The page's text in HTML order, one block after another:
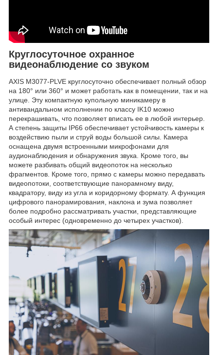
Круглосуточное охранное
видеонаблюдение со звуком
AXIS M3077-PLVE круглосуточно обеспечивает полный обзор
на 180° или 360° и может работать как в помещении, так и на
улице. Эту компактную купольную миникамеру в
антивандальном исполнении по классу IK10 можно
перекрашивать, что позволяет вписать ее в любой интерьер.
А степень защиты IP66 обеспечивает устойчивость камеры к
воздействию пыли и струй воды большой силы. Камера
оснащена двумя встроенными микрофонами для
аудионаблюдения и обнаружения звука. Кроме того, вы
можете разбивать общий видеопоток на несколько
фрагментов. Кроме того, прямо с камеры можно передавать
видеопотоки, соответствующие панорамному виду,
квадратору, виду из угла и коридорному формату. А функция
цифрового панорамирования, наклона и зума позволяет
более подробно рассматривать участки, представляющие
особый интерес (одновременно до четырех участков).